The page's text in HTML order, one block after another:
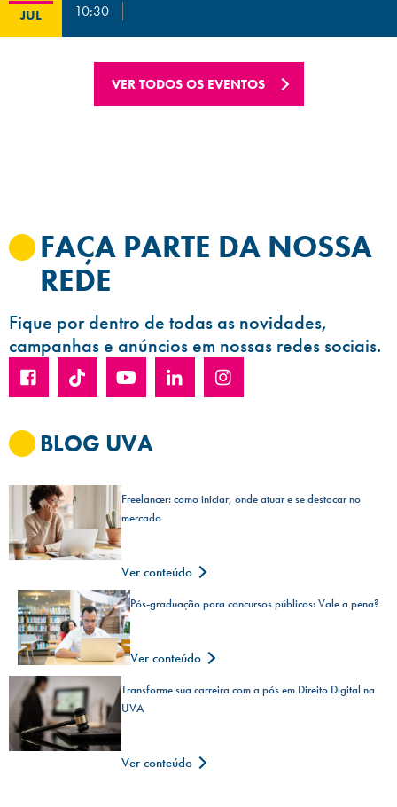
JUL 10:30
VER TODOS OS EVENTOS
FAÇA PARTE DA NOSSA
REDE
Fique por dentro de todas as novidades,
campanhas e anúncios em nossas redes sociais.
BLOG UVA
Freelancer: como iniciar, onde atuar e se destacar no
mercado
Ver conteúdo
Pós-graduação para concursos públicos: Vale a pena?
Ver conteúdo
Transforme sua carreira com a pós em Direito Digital na
UVA
Ver conteúdo